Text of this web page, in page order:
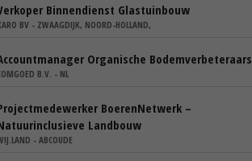
Binnendienst Glastuinbouw
BV - ZWAAGDIJK, NOORD-HOLLAND,
Organische Bodemverbeteraars
B.V. - NL
BoerenNetwerk –
Landbouw
- ABCOUDE